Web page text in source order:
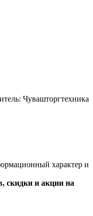
Чувашторгтехника
характер и
скидки и акции на